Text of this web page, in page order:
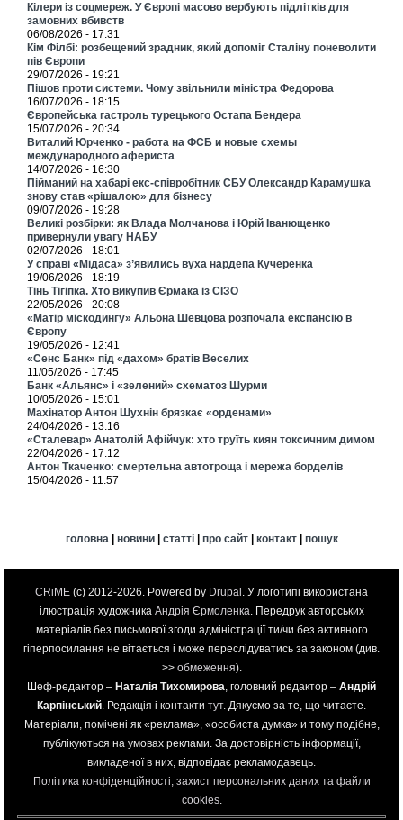
Кілери із соцмереж. У Європі масово вербують підлітків для
замовних вбивств
06/08/2026 - 17:31
Кім Філбі: розбещений зрадник, який допоміг Сталіну поневолити
пів Європи
29/07/2026 - 19:21
Пішов проти системи. Чому звільнили міністра Федорова
16/07/2026 - 18:15
Європейська гастроль турецького Остапа Бендера
15/07/2026 - 20:34
Виталий Юрченко - работа на ФСБ и новые схемы
международного афериста
14/07/2026 - 16:30
Пійманий на хабарі екс-співробітник СБУ Олександр Карамушка
знову став «рішалою» для бізнесу
09/07/2026 - 19:28
Великі розбірки: як Влада Молчанова і Юрій Іванющенко
привернули увагу НАБУ
02/07/2026 - 18:01
У справі «Мідаса» з’явились вуха нардепа Кучеренка
19/06/2026 - 18:19
Тінь Тігіпка. Хто викупив Єрмака із СІЗО
22/05/2026 - 20:08
«Матір міскодингу» Альона Шевцова розпочала експансію в
Європу
19/05/2026 - 12:41
«Сенс Банк» під «дахом» братів Веселих
11/05/2026 - 17:45
Банк «Альянс» і «зелений» схематоз Шурми
10/05/2026 - 15:01
Махінатор Антон Шухнін брязкає «орденами»
24/04/2026 - 13:16
«Сталевар» Анатолій Афійчук: хто труїть киян токсичним димом
22/04/2026 - 17:12
Антон Ткаченко: смертельна автотроща і мережа борделів
15/04/2026 - 11:57
головна| новини| статті| про сайт| контакт| пошук
CRiME (c) 2012-2026. Powered by Drupal . У логотипі використана
ілюстрація художника Андрія Єрмоленка. Передрук авторських
матеріалів без письмової згоди адміністрації ти/чи без активного
гіперпосилання не вітається і може переслідуватись за законом (див.
>> обмеження).
Шеф-редактор – Наталія Тихомирова, головний редактор – Андрій
Карпінський. Редакція і контакти тут. Дякуємо за те, що читаєте.
Матеріали, помічені як «реклама», «особиста думка» и тому подібне,
публікуються на умовах реклами. За достовірність інформації,
викладеної в них, відповідає рекламодавець.
Політика конфіденційності, захист персональних даних та файли
cookies.